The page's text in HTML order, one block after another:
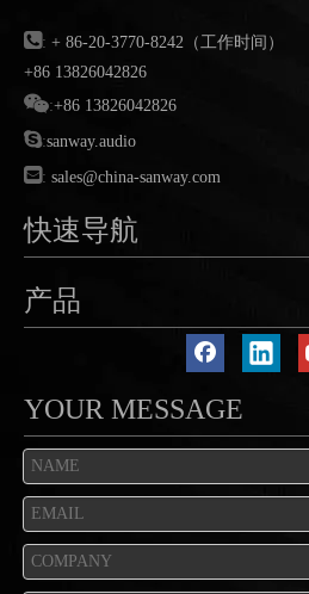
: + 86-20-3770-8242（工作时间）
+86 13826042826
:+86 13826042826
:sanway.audio
: sales@china-sanway.com
快速导航
产品
YOUR MESSAGE